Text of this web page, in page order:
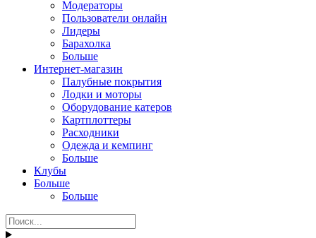
Модераторы
Пользователи онлайн
Лидеры
Барахолка
Больше
Интернет-магазин
Палубные покрытия
Лодки и моторы
Оборудование катеров
Картплоттеры
Расходники
Одежда и кемпинг
Больше
Клубы
Больше
Больше